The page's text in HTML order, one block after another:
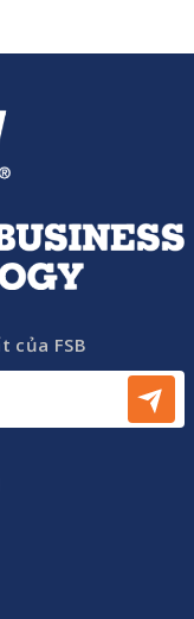
của FSB